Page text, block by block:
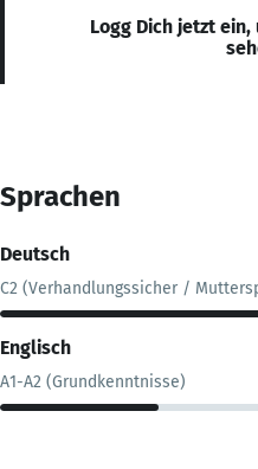
Logg Dich jetzt
Sprachen
Deutsch
C2 (Verhandlungssicher /
Englisch
A1-A2 (Grundkenntnisse)